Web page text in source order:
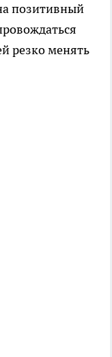
позитивный
резко менять